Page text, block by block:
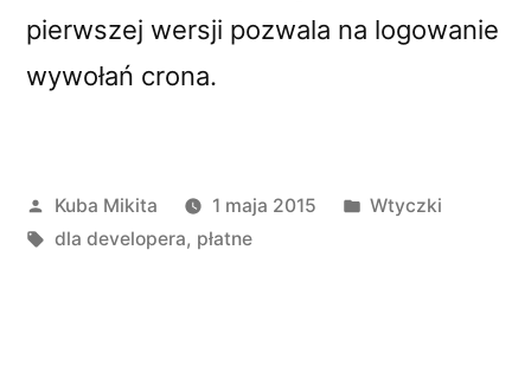
pierwszej wersji pozwala na logowanie
wywołań crona.
Opublikowane
przez
Kuba Mikita 1 maja 2015
Opublikowano
Wtyczki
Tagi:
dla developera, płatne